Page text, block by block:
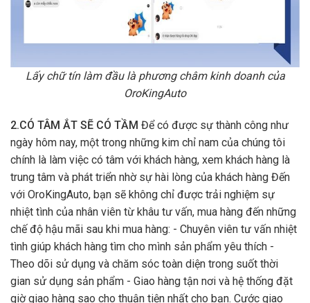
Lấy chữ tín làm đầu là phương châm kinh doanh của
OroKingAuto
2.CÓ TÂM ẮT SẼ CÓ TẦM Để có được sự thành công như
ngày hôm nay, một trong những kim chỉ nam của chúng tôi
chính là làm việc có tâm với khách hàng, xem khách hàng là
trung tâm và phát triển nhờ sự hài lòng của khách hàng Đến
với OroKingAuto, bạn sẽ không chỉ được trải nghiệm sự
nhiệt tình của nhân viên từ khâu tư vấn, mua hàng đến những
chế độ hậu mãi sau khi mua hàng: - Chuyên viên tư vấn nhiệt
tình giúp khách hàng tìm cho mình sản phẩm yêu thích -
Theo dõi sử dụng và chăm sóc toàn diện trong suốt thời
gian sử dụng sản phẩm - Giao hàng tận nơi và hệ thống đặt
giờ giao hàng sao cho thuận tiện nhất cho bạn. Cước giao